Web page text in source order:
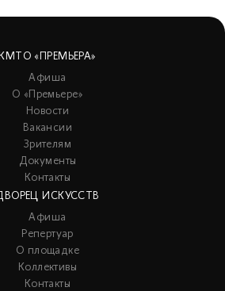
КМТО «ПРЕМЬЕРА»
Афиша
О «Премьере»
Новости
Вакансии
Зрителям
Документы
Контакты
ИСКУССТВ
Афиша
Репертуар
О площадке
Коллективы
Контакты